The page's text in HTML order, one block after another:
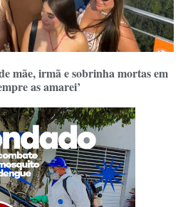
mãe, irmã e sobrinha mortas em
as amarei’